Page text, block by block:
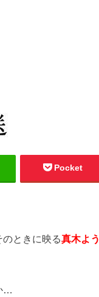
Pocket
ときに映る真木よう
…